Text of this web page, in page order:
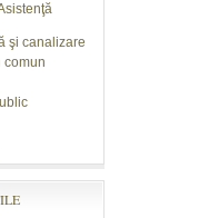
şi canalizare
comun